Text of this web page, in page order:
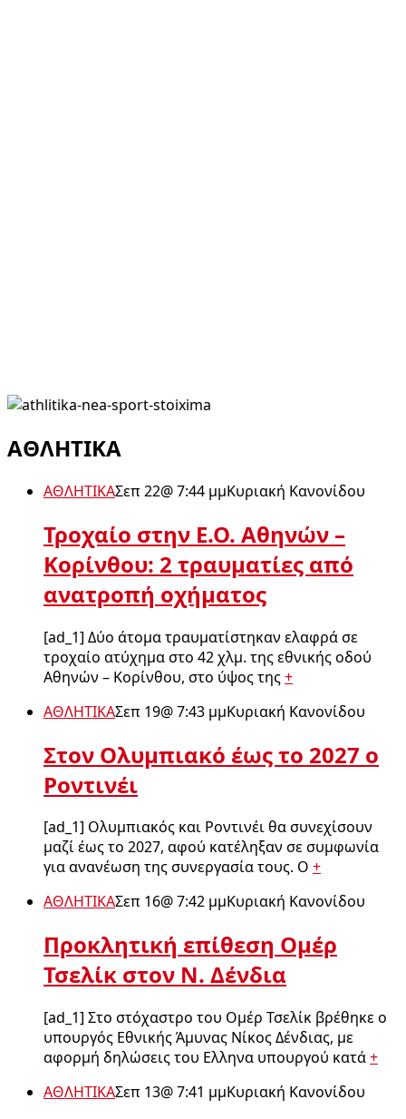
ΑΘΛΗΤΙΚΑ
ΑΘΛΗΤΙΚΑΣεπ 22@7:44 μμΚυριακή Κανονίδου
Τροχαίο στην Ε.Ο. Αθηνών –
Κορίνθου: 2 τραυματίες από
ανατροπή οχήματος
[ad_1] Δύο άτομα τραυματίστηκαν ελαφρά σε
τροχαίο ατύχημα στο 42 χλμ. της εθνικής οδού
Αθηνών – Κορίνθου, στο ύψος της+
ΑΘΛΗΤΙΚΑΣεπ 19@7:43 μμΚυριακή Κανονίδου
Στον Ολυμπιακό έως το 2027 ο
Ροντινέι
[ad_1] Ολυμπιακός και Ροντινέι θα συνεχίσουν
μαζί έως το 2027, αφού κατέληξαν σε συμφωνία
για ανανέωση της συνεργασία τους. Ο +
ΑΘΛΗΤΙΚΑΣεπ 16@7:42 μμΚυριακή Κανονίδου
Προκλητική επίθεση Ομέρ
Τσελίκ στον Ν. Δένδια
[ad_1] Στο στόχαστρο του Ομέρ Τσελίκ βρέθηκε ο
υπουργός Εθνικής Άμυνας Νίκος Δένδιας, με
αφορμή δηλώσεις του Ελληνα υπουργού κατά+
ΑΘΛΗΤΙΚΑΣεπ 13@7:41 μμΚυριακή Κανονίδου